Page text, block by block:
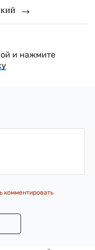
и нажмите
комментировать